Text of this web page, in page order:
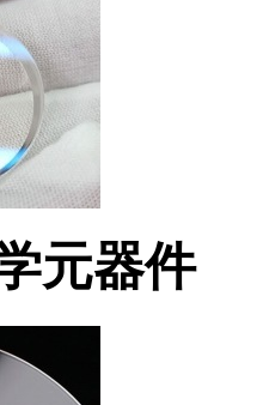
元器件